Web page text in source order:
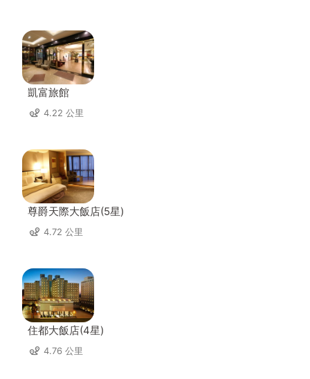
凱富旅館
4.22 公里
尊爵天際大飯店(5星)
4.72 公里
住都大飯店(4星)
4.76 公里